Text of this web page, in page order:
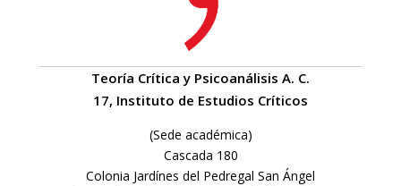
Teoría Crítica y Psicoanálisis A. C.
17, Instituto de Estudios Críticos
(Sede académica)
Cascada 180
Colonia Jardínes del Pedregal San Ángel